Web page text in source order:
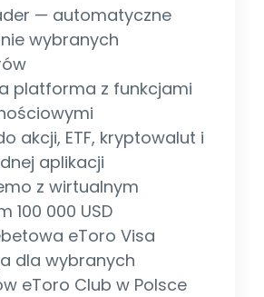
— automatyczne
wybranych
platforma z funkcjami
akcji, ETF, kryptowalut i
aplikacji
z wirtualnym
100 000 USD
eToro Visa
dla wybranych
eToro Club w Polsce